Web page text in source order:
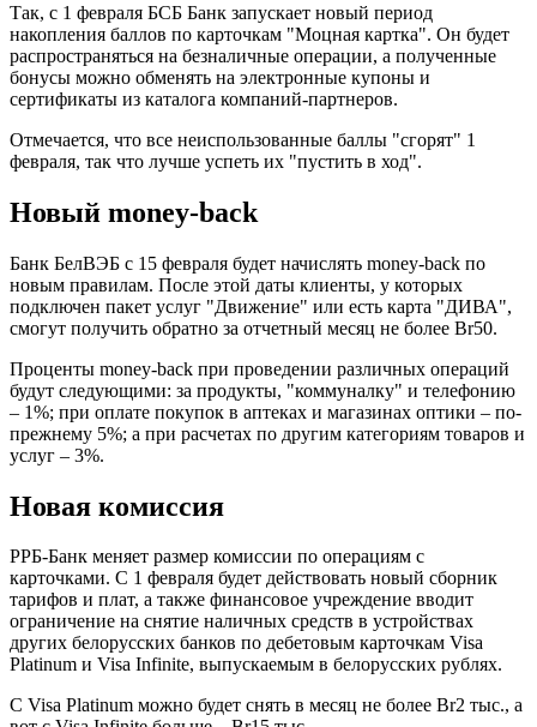
Так, с 1 февраля БСБ Банк запускает новый период
накопления баллов по карточкам "Моцная картка". Он будет
распространяться на безналичные операции, а полученные
бонусы можно обменять на электронные купоны и
сертификаты из каталога компаний-партнеров.
Отмечается, что все неиспользованные баллы "сгорят" 1
февраля, так что лучше успеть их "пустить в ход".
Новый money-back
Банк БелВЭБ с 15 февраля будет начислять money-back по
новым правилам. После этой даты клиенты, у которых
подключен пакет услуг "Движение" или есть карта "ДИВА",
смогут получить обратно за отчетный месяц не более Br50.
Проценты money-back при проведении различных операций
будут следующими: за продукты, "коммуналку" и телефонию
– 1%; при оплате покупок в аптеках и магазинах оптики – по-
прежнему 5%; а при расчетах по другим категориям товаров и
услуг – 3%.
Новая комиссия
РРБ-Банк меняет размер комиссии по операциям с
карточками. С 1 февраля будет действовать новый сборник
тарифов и плат, а также финансовое учреждение вводит
ограничение на снятие наличных средств в устройствах
других белорусских банков по дебетовым карточкам Visa
Platinum и Visa Infinite, выпускаемым в белорусских рублях.
С Visa Platinum можно будет снять в месяц не более Br2 тыс., а